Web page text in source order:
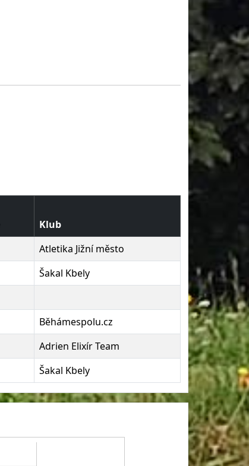
Klub
Atletika Jižní město
Šakal Kbely
Běhámespolu.cz
Adrien Elixír Team
Šakal Kbely